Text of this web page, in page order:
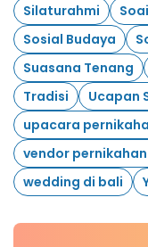
Silaturahmi
Sosial Budaya
Suasana Tenang
Tradisi
Ucapan
upacara
vendor
wedding di bali